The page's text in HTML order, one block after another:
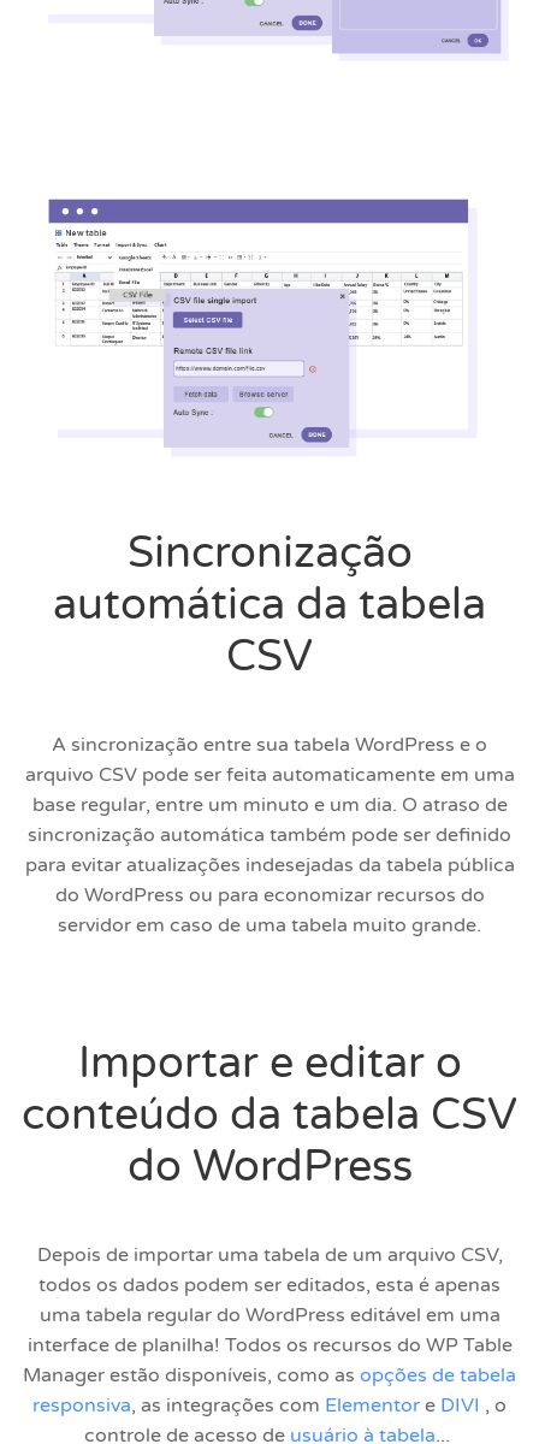
Sincronização
automática da tabela
CSV
A sincronização entre sua tabela WordPress e o
arquivo CSV pode ser feita automaticamente em uma
base regular, entre um minuto e um dia. O atraso de
sincronização automática também pode ser definido
para evitar atualizações indesejadas da tabela pública
do WordPress ou para economizar recursos do
servidor em caso de uma tabela muito grande.
Importar e editar o
conteúdo da tabela CSV
do WordPress
Depois de importar uma tabela de um arquivo CSV,
todos os dados podem ser editados, esta é apenas
uma tabela regular do WordPress editável em uma
interface de planilha! Todos os recursos do WP Table
Manager estão disponíveis, como as opções de tabela
responsiva, as integrações com Elementor e DIVI , o
controle de acesso de usuário à tabela...